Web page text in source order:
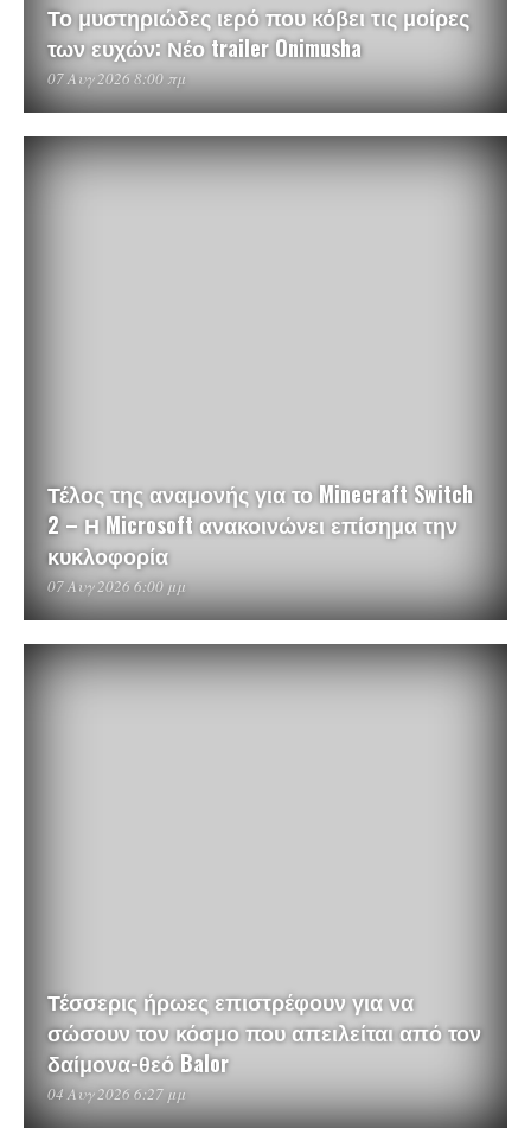
Το μυστηριώδες ιερό που κόβει τις μοίρες
των ευχών: Νέο trailer Onimusha
07 Αυγ 2026 8:00 πμ
Τέλος της αναμονής για το Minecraft Switch
2 – Η Microsoft ανακοινώνει επίσημα την
κυκλοφορία
07 Αυγ 2026 6:00 μμ
Τέσσερις ήρωες επιστρέφουν για να
σώσουν τον κόσμο που απειλείται από τον
δαίμονα-θεό Balor
04 Αυγ 2026 6:27 μμ